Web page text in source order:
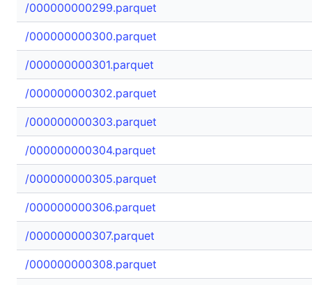
/000000000299.parquet
/000000000300.parquet
/000000000301.parquet
/000000000302.parquet
/000000000303.parquet
/000000000304.parquet
/000000000305.parquet
/000000000306.parquet
/000000000307.parquet
/000000000308.parquet